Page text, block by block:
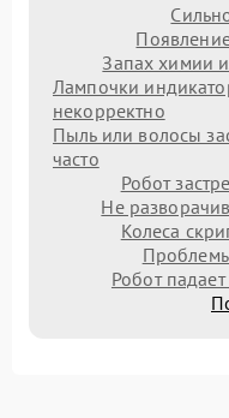
Запах химии
Лампочки
некорректно
Пыль или волосы
часто
Робот
Не
Колеса
Робот